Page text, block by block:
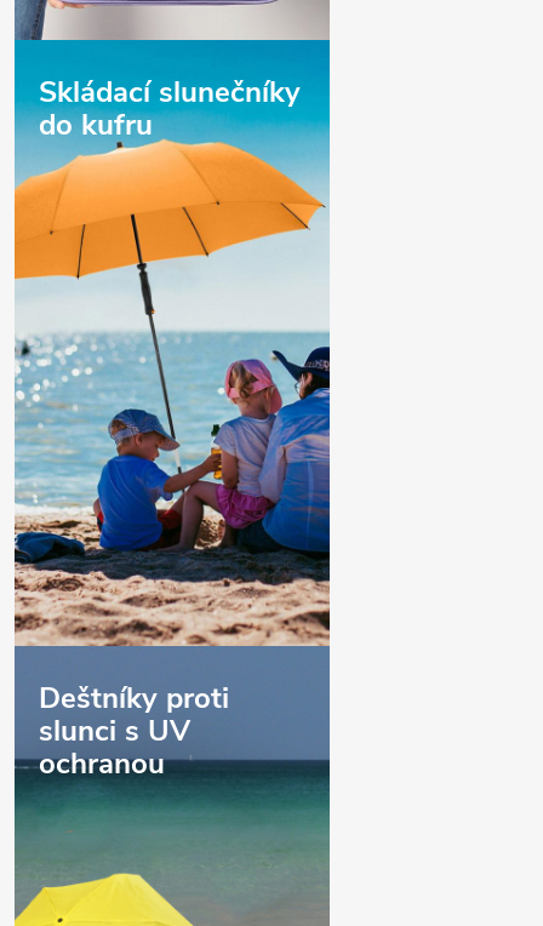
Skládací slunečníky
do kufru
Deštníky proti
slunci s UV
ochranou